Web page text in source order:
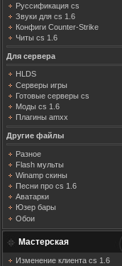
Руссификация cs
Звуки для cs 1.6
Конфиги Counter-Strike
Читы cs 1.6
Для сервера
HLDS
Серверы игры
Готовые серверы cs
Моды cs 1.6
Плагины amxx
Другие файлы
Разное
Flash мульты
Winamp скины
Песни про cs 1.6
Аватарки
Юзер бары
Обои
Мастерская
Изменение клиента cs 1.6